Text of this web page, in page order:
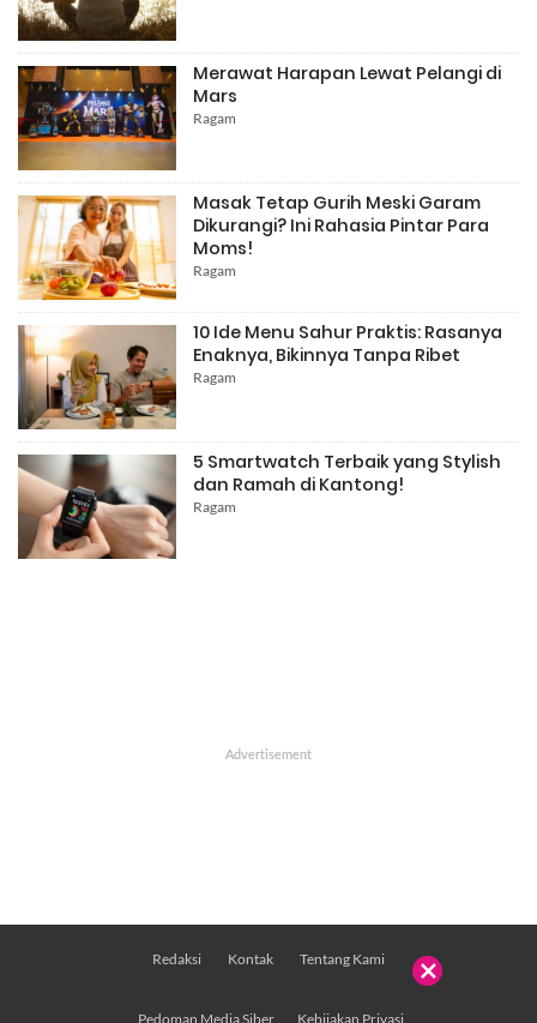
Merawat Harapan Lewat Pelangi di
Mars
Ragam
Masak Tetap Gurih Meski Garam
Dikurangi? Ini Rahasia Pintar Para
Moms!
Ragam
10 Ide Menu Sahur Praktis: Rasanya
Enaknya, Bikinnya Tanpa Ribet
Ragam
5 Smartwatch Terbaik yang Stylish
dan Ramah di Kantong!
Ragam
Redaksi Kontak Tentang Kami
Pedoman Media Siber Kebijakan Privasi
